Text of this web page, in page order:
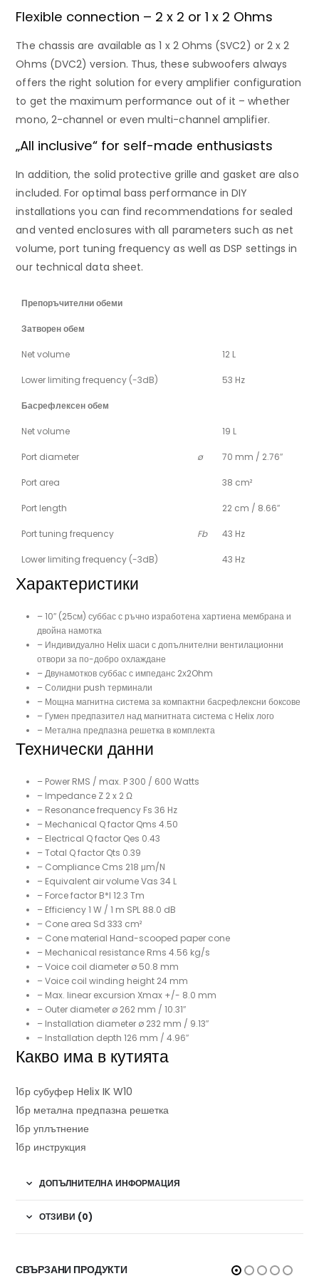
Flexible connection – 2 x 2 or 1 x 2 Ohms
The chassis are available as 1 x 2 Ohms (SVC2) or 2 x 2
Ohms (DVC2) version. Thus, these subwoofers always
offers the right solution for every amplifier configuration
to get the maximum performance out of it – whether
mono, 2-channel or even multi-channel amplifier.
„All inclusive“ for self-made enthusiasts
In addition, the solid protective grille and gasket are also
included. For optimal bass performance in DIY
installations you can find recommendations for sealed
and vented enclosures with all parameters such as net
volume, port tuning frequency as well as DSP settings in
our technical data sheet.
Препоръчителни обеми
Затворен обем
Net volume 12 L
Lower limiting frequency (-3dB) 53 Hz
Басрефлексен обем
Net volume 19 L
Port diameter ø 70 mm / 2.76″
Port area 38 cm²
Port length 22 cm / 8.66″
Port tuning frequency Fb 43 Hz
Lower limiting frequency (-3dB) 43 Hz
Характеристики
– 10″ (25см) суббас с ръчно изработена хартиена мембрана и
двойна намотка
– Индивидуално Helix шаси с допълнителни вентилационни
отвори за по-добро охлаждане
– Двунамотков суббас с импеданс 2х2Ohm
– Солидни push терминали
– Мощна магнитна система за компактни басрефлексни боксове
– Гумен предпазител над магнитната система с Helix лого
– Метална предпазна решетка в комплекта
Технически данни
– Power RMS / max. P 300 / 600 Watts
– Impedance Z 2 x 2 Ω
– Resonance frequency Fs 36 Hz
– Mechanical Q factor Qms 4.50
– Electrical Q factor Qes 0.43
– Total Q factor Qts 0.39
– Compliance Cms 218 μm/N
– Equivalent air volume Vas 34 L
– Force factor B*I 12.3 Tm
– Efficiency 1 W / 1 m SPL 88.0 dB
– Cone area Sd 333 cm²
– Cone material Hand-scooped paper cone
– Mechanical resistance Rms 4.56 kg/s
– Voice coil diameter ø 50.8 mm
– Voice coil winding height 24 mm
– Max. linear excursion Xmax +/- 8.0 mm
– Outer diameter ø 262 mm / 10.31″
– Installation diameter ø 232 mm / 9.13″
– Installation depth 126 mm / 4.96″
Какво има в кутията
1бр субуфер Helix IK W10
1бр метална предпазна решетка
1бр уплътнение
1бр инструкция
ДОПЪЛНИТЕЛНА ИНФОРМАЦИЯ
ОТЗИВИ (0)
СВЪРЗАНИ ПРОДУКТИ